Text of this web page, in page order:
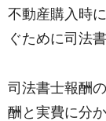
不動産購入時
ぐために司法
司法書士報酬
酬と実費に分か